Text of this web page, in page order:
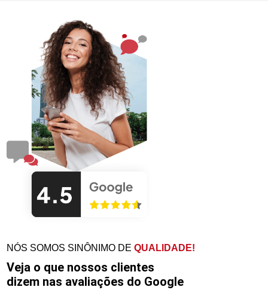
NÓS SOMOS SINÔNIMO DEQUALIDADE!
Veja o que nossos clientes
dizem nas avaliações do Google